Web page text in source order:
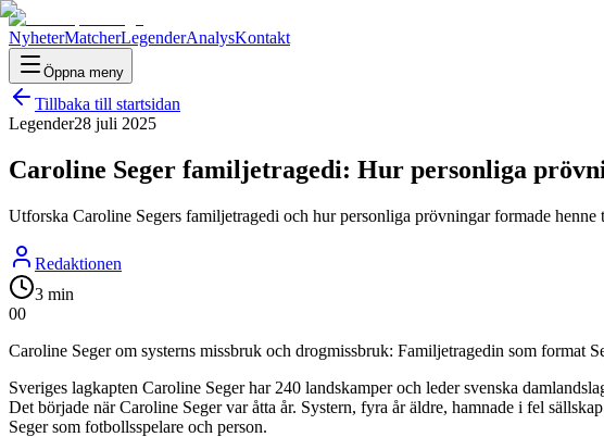
NyheterMatcherLegenderAnalysKontakt
Öppna meny
Tillbaka till startsidan
Legender28 juli 2025
Caroline Seger familjetragedi: Hur personliga
Utforska Caroline Segers familjetragedi och hur personliga prövningar formade
Redaktionen
3 min
00
Caroline Seger om systerns missbruk och drogmissbruk: Familjetragedin som format
Sveriges lagkapten Caroline Seger har 240 landskamper och leder svenska
Det började när Caroline Seger var åtta år. Systern, fyra år äldre, hamnade i fel
Seger som fotbollsspelare och person.